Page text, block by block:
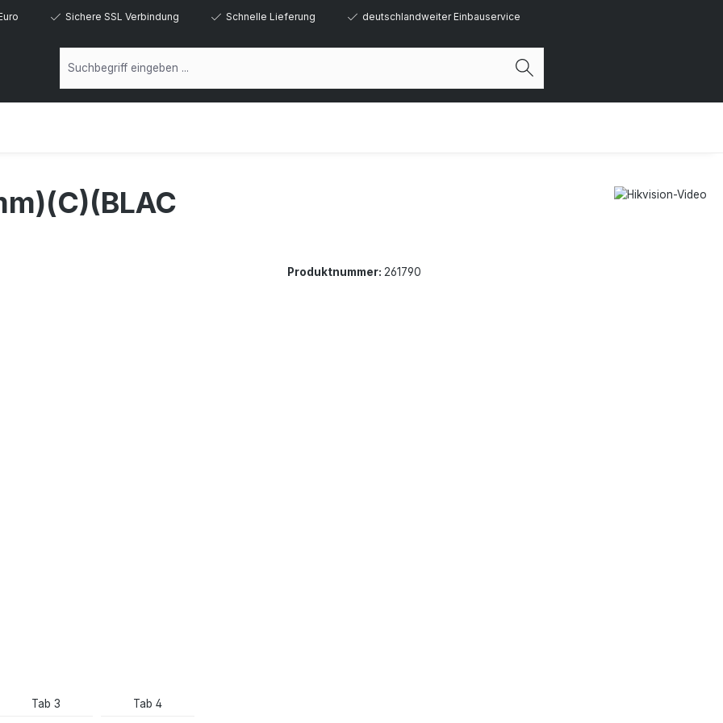
Sichere SSL Verbindung Schnelle Lieferung deutschlandweiter Einbauservice
Produktnummer: 261790
Tab 3 Tab 4